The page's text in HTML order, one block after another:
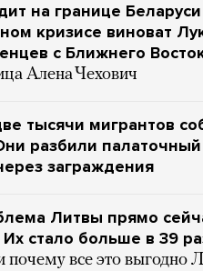
на границе
кризисе виноват
с Ближнего
Алена Чехович
тысячи мигрантов
разбили
заграждения
Литвы прямо
Их стало больше в 39
почему все это выгодно